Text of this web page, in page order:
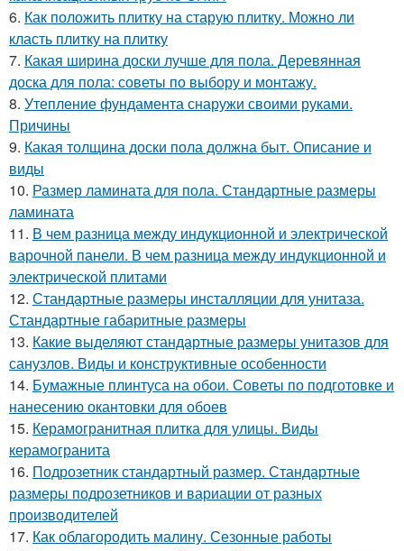
6. Как положить плитку на старую плитку. Можно ли
класть плитку на плитку
7. Какая ширина доски лучше для пола. Деревянная
доска для пола: советы по выбору и монтажу.
8. Утепление фундамента снаружи своими руками.
Причины
9. Какая толщина доски пола должна быт. Описание и
виды
10. Размер ламината для пола. Стандартные размеры
ламината
11. В чем разница между индукционной и электрической
варочной панели. В чем разница между индукционной и
электрической плитами
12. Стандартные размеры инсталляции для унитаза.
Стандартные габаритные размеры
13. Какие выделяют стандартные размеры унитазов для
санузлов. Виды и конструктивные особенности
14. Бумажные плинтуса на обои. Советы по подготовке и
нанесению окантовки для обоев
15. Керамогранитная плитка для улицы. Виды
керамогранита
16. Подрозетник стандартный размер. Стандартные
размеры подрозетников и вариации от разных
производителей
17. Как облагородить малину. Сезонные работы